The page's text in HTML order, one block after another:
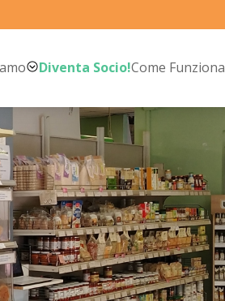
Diventa Socio!Come Funziona